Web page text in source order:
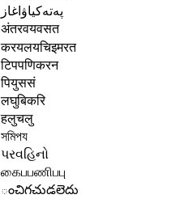
پەتەكياۋاغاز
अंतरवयवसत
करयलयचिइमरत
टिपपणिकरन
पियुससं
लघुबिकरि
हलुचलु
সমিপয
પરવહિનો
கைபபணிபபு
ంచిగచుడలెదు